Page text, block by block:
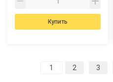
Купить
2 3